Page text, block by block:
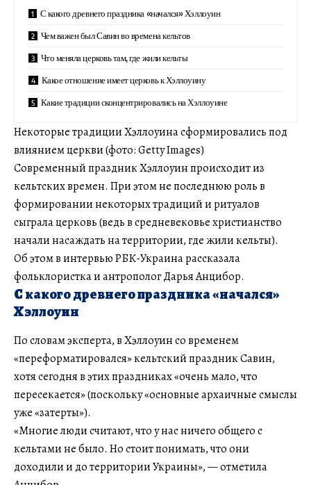
С какого древнего праздника «начался» Хэллоуин
Чем важен был Савин во времена кельтов
Что меняла церковь там, где жили кельты
Какое отношение имеет церковь к Хэллоуину
Какие традиции сконцентрировались на Хэллоуине
Некоторые традиции Хэллоуина сформировались под
влиянием церкви (фото: Getty Images)
Современный праздник Хэллоуин происходит из
кельтских времен. При этом не последнюю роль в
формировании некоторых традиций и ритуалов
сыграла церковь (ведь в средневековье христианство
начали насаждать на территории, где жили кельты).
Об этом в интервью РБК-Украина рассказала
фольклористка и антрополог Дарья Анцибор.
С какого древнего праздника «начался»
Хэллоуин
По словам эксперта, в Хэллоуин со временем
«переформатировался» кельтский праздник Савин,
хотя сегодня в этих праздниках «очень мало, что
пересекается» (поскольку «основные архаичные смыслы
уже «затерты»).
«Многие люди считают, что у нас ничего общего с
кельтами не было. Но стоит понимать, что они
доходили и до территории Украины», — отметила